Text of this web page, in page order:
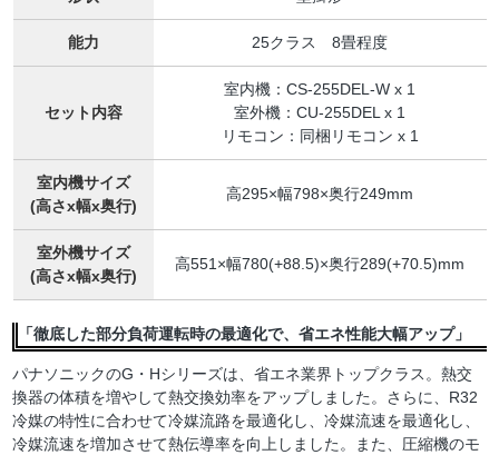
能力 25クラス 8畳程度
セット内容
室内機：CS-255DEL-W x 1
室外機：CU-255DEL x 1
リモコン：同梱リモコン x 1
室内機サイズ
(高さx幅x奥行)
高295×幅798×奥行249mm
室外機サイズ
(高さx幅x奥行)
高551×幅780(+88.5)×奥行289(+70.5)mm
「徹底した部分負荷運転時の最適化で、省エネ性能大幅アップ」
パナソニックのG・Hシリーズは、省エネ業界トップクラス。熱交
換器の体積を増やして熱交換効率をアップしました。さらに、R32
冷媒の特性に合わせて冷媒流路を最適化し、冷媒流速を最適化し、
冷媒流速を増加させて熱伝導率を向上しました。また、圧縮機のモ